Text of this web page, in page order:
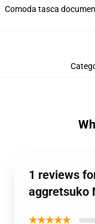
Comoda tasca
1 reviews
aggretsuko
★★★★★